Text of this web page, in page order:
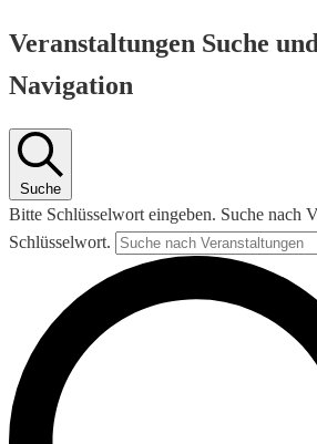
Veranstaltungen Suche
Navigation
Suche
Bitte Schlüsselwort eingeben. Suche nach
Schlüsselwort.